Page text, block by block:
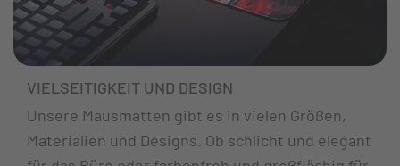
VIELSEITIGKEIT UND DESIGN
Unsere Mausmatten gibt es in vielen Größen,
Materialien und Designs. Ob schlicht und elegant